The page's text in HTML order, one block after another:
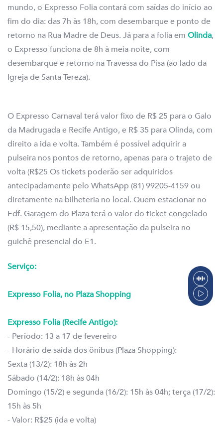
mundo, o Expresso Folia contará com saídas do início ao
fim do dia: das 7h às 18h, com desembarque e ponto de
retorno na Rua Madre de Deus. Já para a folia em Olinda,
o Expresso funciona de 8h à meia-noite, com
desembarque e retorno na Travessa do Pisa (ao lado da
Igreja de Santa Tereza).
O Expresso Carnaval terá valor fixo de R$ 25 para o Galo
da Madrugada e Recife Antigo, e R$ 35 para Olinda, com
direito a ida e volta. Também é possível adquirir a
pulseira nos pontos de retorno, apenas para o trajeto de
volta (R$25 Os tickets poderão ser adquiridos
antecipadamente pelo WhatsApp (81) 99205-4159 ou
diretamente na bilheteria no local. Quem estacionar no
Edf. Garagem do Plaza terá o valor do ticket congelado
(R$ 15,50), mediante a apresentação da pulseira no
guichê presencial do E1.
Serviço:
Expresso Folia, no Plaza Shopping
Expresso Folia (Recife Antigo):
- Período: 13 a 17 de fevereiro
- Horário de saída dos ônibus (Plaza Shopping):
Sexta (13/2): 18h às 2h
Sábado (14/2): 18h às 04h
Domingo (15/2) e segunda (16/2): 15h às 04h; terça (17/2):
15h às 5h
- Valor: R$25 (ida e volta)